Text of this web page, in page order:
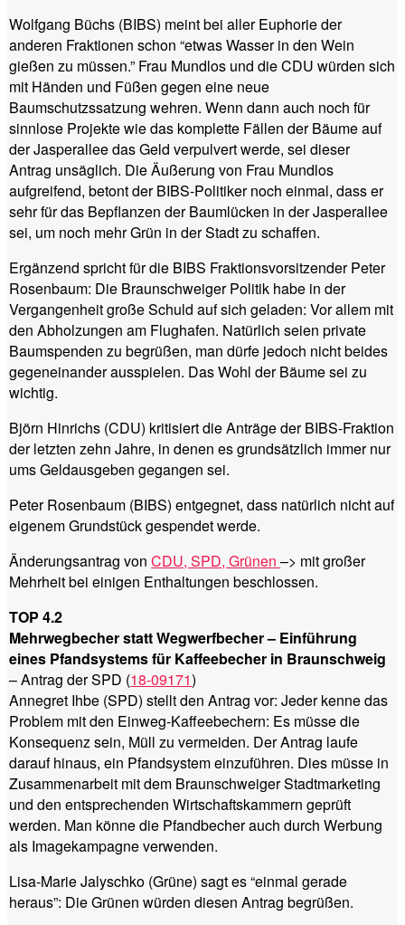
Wolfgang Büchs (BIBS) meint bei aller Euphorie der
anderen Fraktionen schon “etwas Wasser in den Wein
gießen zu müssen.” Frau Mundlos und die CDU würden sich
mit Händen und Füßen gegen eine neue
Baumschutzssatzung wehren. Wenn dann auch noch für
sinnlose Projekte wie das komplette Fällen der Bäume auf
der Jasperallee das Geld verpulvert werde, sei dieser
Antrag unsäglich. Die Äußerung von Frau Mundlos
aufgreifend, betont der BIBS-Politiker noch einmal, dass er
sehr für das Bepflanzen der Baumlücken in der Jasperallee
sei, um noch mehr Grün in der Stadt zu schaffen.
Ergänzend spricht für die BIBS Fraktionsvorsitzender Peter
Rosenbaum: Die Braunschweiger Politik habe in der
Vergangenheit große Schuld auf sich geladen: Vor allem mit
den Abholzungen am Flughafen. Natürlich seien private
Baumspenden zu begrüßen, man dürfe jedoch nicht beides
gegeneinander ausspielen. Das Wohl der Bäume sei zu
wichtig.
Björn Hinrichs (CDU) kritisiert die Anträge der BIBS-Fraktion
der letzten zehn Jahre, in denen es grundsätzlich immer nur
ums Geldausgeben gegangen sei.
Peter Rosenbaum (BIBS) entgegnet, dass natürlich nicht auf
eigenem Grundstück gespendet werde.
Änderungsantrag vonCDU, SPD, Grünen–> mit großer
Mehrheit bei einigen Enthaltungen beschlossen.
TOP 4.2
Mehrwegbecher statt Wegwerfbecher – Einführung
eines Pfandsystems für Kaffeebecher in Braunschweig
– Antrag der SPD (18-09171)
Annegret Ihbe (SPD) stellt den Antrag vor: Jeder kenne das
Problem mit den Einweg-Kaffeebechern: Es müsse die
Konsequenz sein, Müll zu vermeiden. Der Antrag laufe
darauf hinaus, ein Pfandsystem einzuführen. Dies müsse in
Zusammenarbeit mit dem Braunschweiger Stadtmarketing
und den entsprechenden Wirtschaftskammern geprüft
werden. Man könne die Pfandbecher auch durch Werbung
als Imagekampagne verwenden.
Lisa-Marie Jalyschko (Grüne) sagt es “einmal gerade
heraus”: Die Grünen würden diesen Antrag begrüßen.